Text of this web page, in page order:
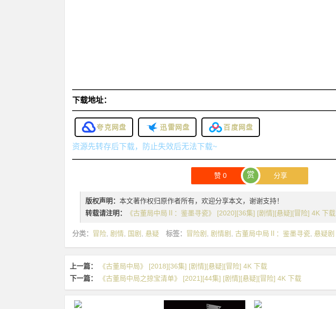
下载地址：
夸克网盘 迅雷网盘 百度网盘
资源先转存后下载，防止失效后无法下载~
赞 0 赏 分享
版权声明：本文著作权归原作者所有，欢迎分享本文，谢谢支持！
转载请注明：
《古董局中局Ⅱ：鉴墨寻瓷》 [2020][36集] [剧情][悬疑][冒险] 4K 下载
分类： 冒险 剧情 国剧 悬疑 标签： 冒险剧 剧情剧 古董局中局Ⅱ：鉴墨寻瓷 悬疑剧
上一篇：
《古董局中局》 [2018][36集] [剧情][悬疑][冒险] 4K 下载
下一篇：
《古董局中局之掠宝清单》 [2021][44集] [剧情][悬疑][冒险] 4K 下载